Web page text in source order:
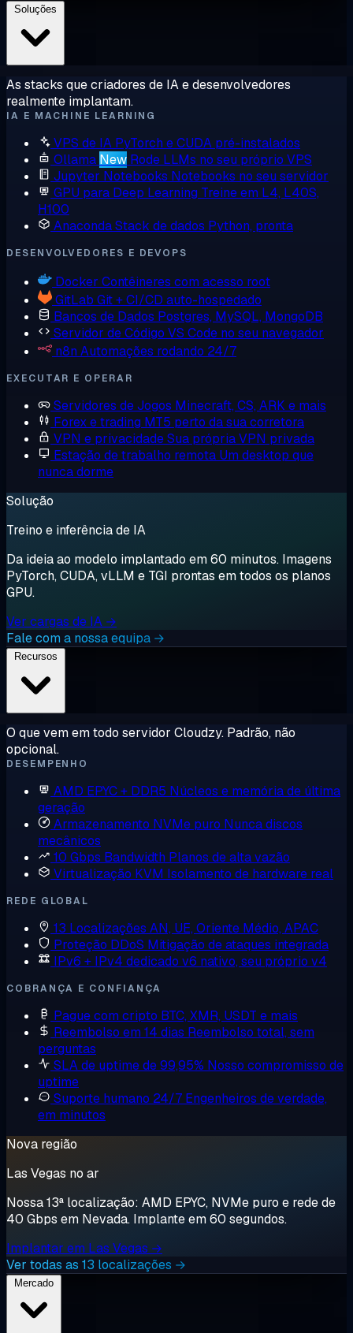
As stacks que criadores de IA e desenvolvedores
realmente implantam.
IA E MACHINE LEARNING
VPS de IA PyTorch e CUDA pré-instalados
Ollama New Rode LLMs no seu próprio VPS
Jupyter Notebooks Notebooks no seu servidor
GPU para Deep Learning Treine em L4, L40S,
H100
AnacondaStack de dados Python, pronta
DESENVOLVEDORES E DEVOPS
Docker Contêineres com acesso root
GitLab Git + CI/CD auto-hospedado
Bancos de Dados Postgres, MySQL, MongoDB
Servidor de Código VS Code no seu navegador
n8n Automações rodando 24/7
EXECUTAR E OPERAR
Servidores de Jogos Minecraft, CS, ARK e mais
Forex e trading MT5 perto da sua corretora
VPN e privacidadeSua própria VPN privada
Estação de trabalho remota Um desktop que
nunca dorme
Solução
Treino e inferência de IA
Da ideia ao modelo implantado em 60 minutos. Imagens
PyTorch, CUDA, vLLM e TGI prontas em todos os planos
GPU.
Ver cargas de IA →
Fale com a nossa equipa →
O que vem em todo servidor Cloudzy. Padrão, não
opcional.
DESEMPENHO
AMD EPYC + DDR5 Núcleos e memória de última
geração
Armazenamento NVMe puro Nunca discos
mecânicos
10 Gbps Bandwidth Planos de alta vazão
Virtualização KVM Isolamento de hardware real
REDE GLOBAL
13 Localizações AN, UE, Oriente Médio, APAC
Proteção DDoS Mitigação de ataques integrada
IPv6 + IPv4 dedicado v6 nativo, seu próprio v4
COBRANÇA E CONFIANÇA
Pague com cripto BTC, XMR, USDT e mais
Reembolso em 14 dias Reembolso total, sem
perguntas
SLA de uptime de 99,95% Nosso compromisso de
uptime
Suporte humano 24/7 Engenheiros de verdade,
em minutos
Nova região
Las Vegas no ar
Nossa 13ª localização: AMD EPYC, NVMe puro e rede de
40 Gbps em Nevada. Implante em 60 segundos.
Implantar em Las Vegas →
Ver todas as 13 localizações →